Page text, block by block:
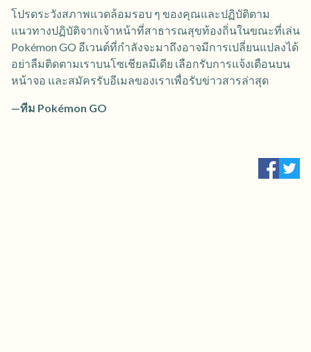
โปรดระวังสภาพแวดล้อมรอบ ๆ ของคุณและปฏิบัติตาม
แนวทางปฏิบัติจากเจ้าหน้าที่สาธารณสุขท้องถิ่นในขณะที่เล่น
Pokémon GO อีเวนต์ที่กำลังจะมาถึงอาจมีการเปลี่ยนแปลงได้
อย่าลืมติดตามเราบนโซเชียลมีเดีย เลือกรับการแจ้งเตือนบน
หน้าจอ และสมัครรับอีเมลของเราเพื่อรับข่าวสารล่าสุด
—ทีม Pokémon GO